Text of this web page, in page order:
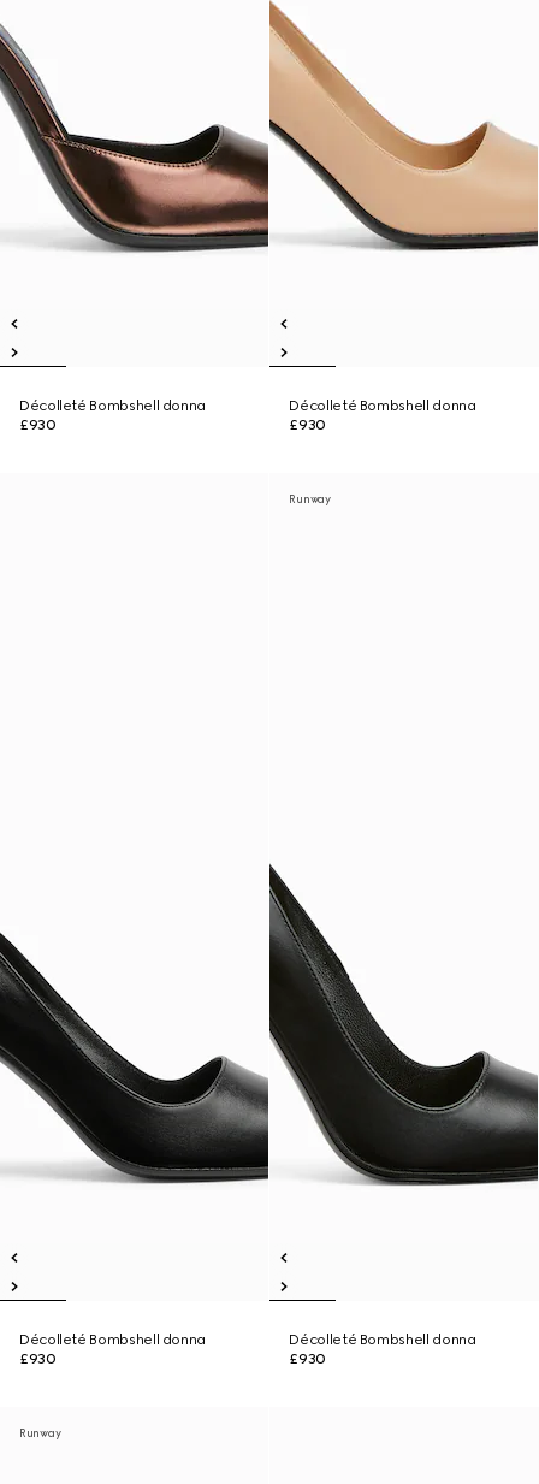
Décolleté Bombshell donna
£930
Décolleté Bombshell donna
£930
Décolleté Bombshell donna
£930
Runway
Décolleté Bombshell donna
£930
Runway